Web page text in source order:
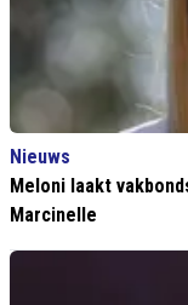
Nieuws
Meloni laakt
Marcinelle